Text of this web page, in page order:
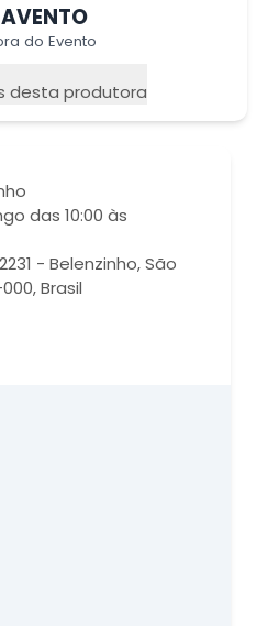
do Evento
desta produtora
das 10:00 às
- Belenzinho, São
Brasil